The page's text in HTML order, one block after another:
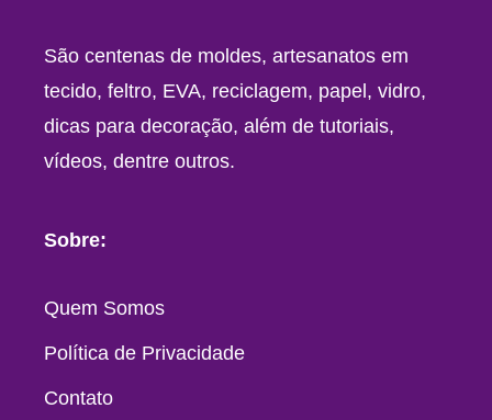
São centenas de moldes, artesanatos em
tecido, feltro, EVA, reciclagem, papel, vidro,
dicas para decoração, além de tutoriais,
vídeos, dentre outros.
Sobre:
Quem Somos
Política de Privacidade
Contato